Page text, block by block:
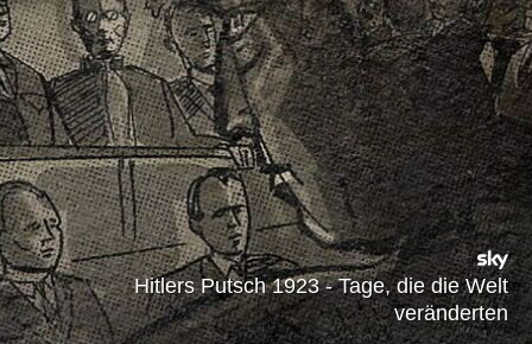
Hitlers Putsch 1923 - Tage, die die Welt
veränderten